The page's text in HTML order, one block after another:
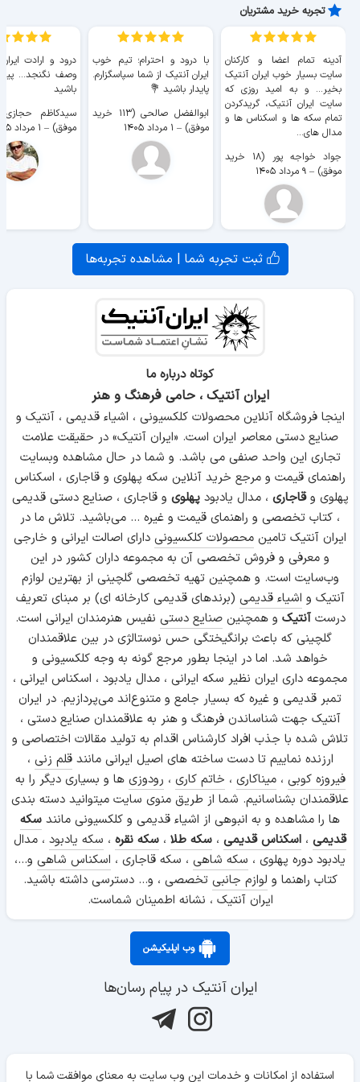
تجربه خرید مشتریان
آدینه تمام اعضا و کارکنان
سایت بسیار خوب ايران آنتیک
بخیر... و به امید روزی که
سایت ايران آنتیک، گریدکردن
تمام سکه ها و اسکناس ها و
مدال های...
جواد خواجه پور (۱۸ خرید
موفق) – ۹ مرداد ۱۴۰۵
با درود و احترام؛ تیم خوب
ایران آنتیک از شما سپاسگزارم.
پایدار باشید 💐
ابوالفضل صالحی (۱۱۳ خرید
موفق) – ۱ مرداد ۱۴۰۵
درود و ارادت
وصف نگنجد...
باشید
موفق) – ۱ مرداد ۱۴۰۵
ثبت تجربه شما | مشاهده تجربه‌ها
کوتاه درباره ما
ایران آنتیک ، حامی فرهنگ و هنر
اینجا فروشگاه آنلاین محصولات کلکسیونی ، اشیاء قدیمی ، آنتیک و
صنایع دستی معاصر ایران است. «ایران آنتیک» در حقیقت علامت
تجاری این واحد صنفی می باشد. و شما در حال مشاهده وبسایت
راهنمای قیمت و مرجع خرید آنلاین سکه پهلوی و قاجاری ، اسکناس
پهلوی وقاجاری ، مدال یادبودپهلوی و قاجاری ، صنایع دستی قدیمی
، کتاب تخصصی و راهنمای قیمت و غیره ... می‌باشید. تلاش ما در
ایران آنتیک تامین محصولات کلکسیونی دارای اصالت ایرانی و خارجی
و معرفی و فروش تخصصی آن به مجموعه داران کشور در این
وب‌سایت است. و همچنین تهیه تخصصی گلچینی از بهترین لوازم
آنتیک و اشیاء قدیمی (برندهای قدیمی کارخانه ای) بر مبنای تعریف
درستآنتیک و همچنینصنایع دستی نفیس هنرمندان ایرانی است.
گلچینی که باعث برانگیختگی حس نوستالژی در بین علاقمندان
خواهد شد. اما در اینجا بطور مرجع گونه به وجه کلکسیونی و
مجموعه داری ایران نظیر سکه ایرانی ، مدال یادبود ، اسکناس ایرانی ،
تمبر قدیمی و غیره که بسیار جامع و متنوع‌اند می‌پردازیم. در ایران
آنتیک جهت شناساندن فرهنگ و هنر به علاقمندان صنایع دستی ،
تلاش شده با جذب افراد کارشناس اقدام به تولید مقالات اختصاصی و
ارزنده نماییم تا دست ساخته های اصیل ایرانی مانندقلم زنی ،
فیروزه کوبی ،میناکاری ، خاتم کاری ، رودوزی ها و بسیاری دیگر را به
علاقمندان بشناسانیم. شما از طریق منوی سایت میتوانید دسته بندی
ها را مشاهده و به انبوهی از اشیاء قدیمی و کلکسیونی مانند سکه
قدیمی ، اسکناس قدیمی ، سکه طلا ، سکه نقره ، سکه یادبود ، مدال
یادبود دوره پهلوی ، سکه شاهی ، سکه قاجاری ، اسکناس شاهی و...،
کتاب راهنما و لوازم جانبی تخصصی ، و... دسترسی داشته باشید.
ایران آنتیک ، نشانه اطمینان شماست.
وب اپلیکیشن
ایران آنتیک در پیام رسان‌ها
استفاده از امکانات و خدمات این وب سایت به معنای موافقت شما با